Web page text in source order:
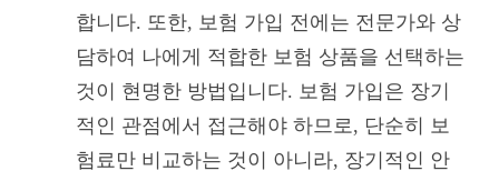
합니다. 또한, 보험 가입 전에는 전문가와 상
담하여 나에게 적합한 보험 상품을 선택하는
것이 현명한 방법입니다. 보험 가입은 장기
적인 관점에서 접근해야 하므로, 단순히 보
험료만 비교하는 것이 아니라, 장기적인 안